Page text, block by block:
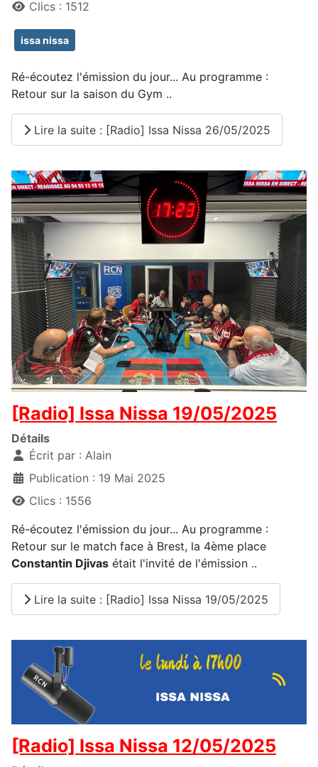
Clics : 1512
issa nissa
Ré-écoutez l'émission du jour... Au programme :
Retour sur la saison du Gym ..
Lire la suite : [Radio] Issa Nissa 26/05/2025
[Radio] Issa Nissa 19/05/2025
Détails
Écrit par : Alain
Publication : 19 Mai 2025
Clics : 1556
Ré-écoutez l'émission du jour... Au programme :
Retour sur le match face à Brest, la 4ème place
Constantin Djivas était l'invité de l'émission ..
Lire la suite : [Radio] Issa Nissa 19/05/2025
[Radio] Issa Nissa 12/05/2025